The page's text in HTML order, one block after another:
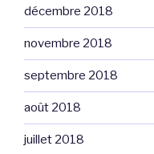
décembre 2018
novembre 2018
septembre 2018
août 2018
juillet 2018